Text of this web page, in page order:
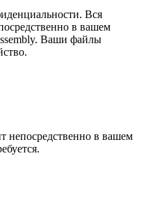
Вся
в вашем
Ваши файлы
непосредственно в вашем